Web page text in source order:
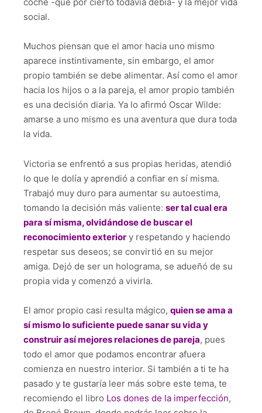
social.
Muchos piensan que el amor hacia uno mismo
aparece instintivamente, sin embargo, el amor
propio también se debe alimentar. Así como el amor
hacia los hijos o a la pareja, el amor propio también
es una decisión diaria. Ya lo afirmó Oscar Wilde:
amarse a uno mismo es una aventura que dura toda
la vida.
Victoria se enfrentó a sus propias heridas, atendió
lo que le dolía y aprendió a confiar en sí misma.
Trabajó muy duro para aumentar su autoestima,
tomando la decisión más valiente: ser tal cual era
para sí misma, olvidándose de buscar el
reconocimiento exterior y respetando y haciendo
respetar sus deseos; se convirtió en su mejor
amiga. Dejó de ser un holograma, se adueñó de su
propia vida y comenzó a vivirla.
El amor propio casi resulta mágico, quien se ama a
sí mismo lo suficiente puede sanar su vida y
construir así mejores relaciones de pareja, pues
todo el amor que podamos encontrar afuera
comienza en nuestro interior. Si también a ti te ha
pasado y te gustaría leer más sobre este tema, te
recomiendo el libro Los dones de la imperfección,